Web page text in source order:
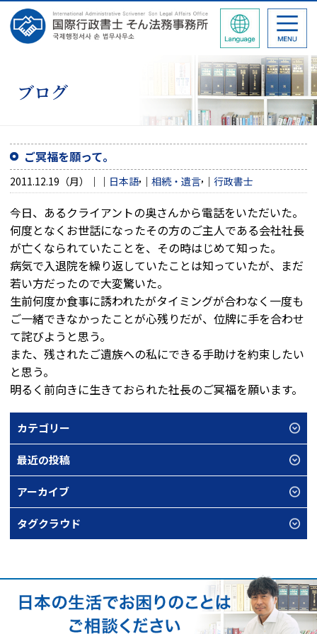
ブログ
ご冥福を願って。
2011.12.19（月） 日本語, 相続・遺言, 行政書士
今日、あるクライアントの奥さんから電話をいただいた。
何度となくお世話になったその方のご主人である会社社長
が亡くなられていたことを、その時はじめて知った。
病気で入退院を繰り返していたことは知っていたが、まだ
若い方だったので大変驚いた。
生前何度か食事に誘われたがタイミングが合わなく一度も
ご一緒できなかったことが心残りだが、位牌に手を合わせ
て詫びようと思う。
また、残されたご遺族への私にできる手助けを約束したい
と思う。
明るく前向きに生きておられた社長のご冥福を願います。
カテゴリー
最近の投稿
アーカイブ
タグクラウド